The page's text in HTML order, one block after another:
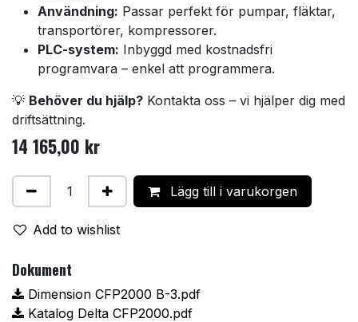
Användning: Passar perfekt för pumpar, fläktar,
transportörer, kompressorer.
PLC-system: Inbyggd med kostnadsfri
programvara – enkel att programmera.
💡 Behöver du hjälp? Kontakta oss – vi hjälper dig med
driftsättning.
14 165,00 kr
Lägg till i varukorgen
Add to wishlist
Dokument
Dimension CFP2000 B-3.pdf
Katalog Delta CFP2000.pdf